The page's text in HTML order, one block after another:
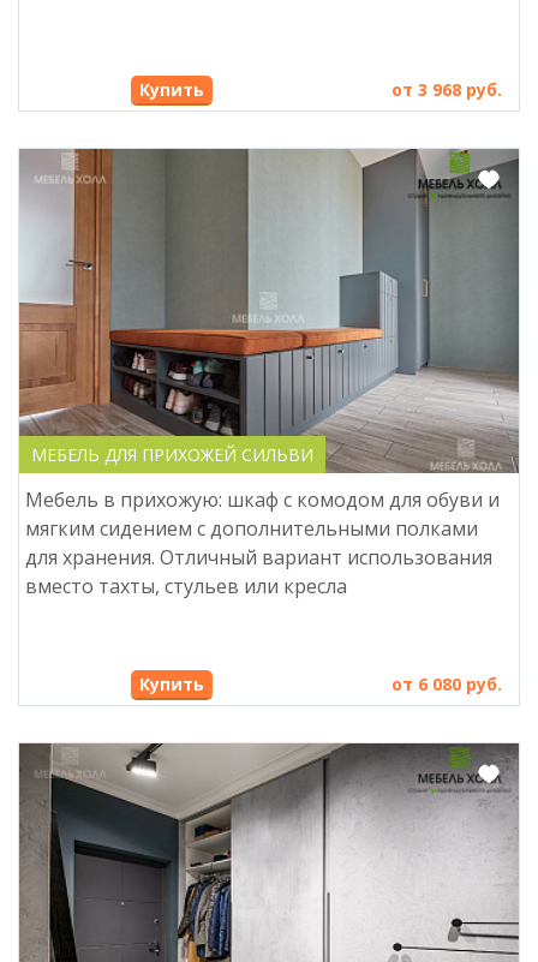
Купить от 3 968 руб.
МЕБЕЛЬ ДЛЯ ПРИХОЖЕЙ СИЛЬВИ
Мебель в прихожую: шкаф с комодом для обуви и
мягким сидением с дополнительными полками
для хранения. Отличный вариант использования
вместо тахты, стульев или кресла
Купить от 6 080 руб.